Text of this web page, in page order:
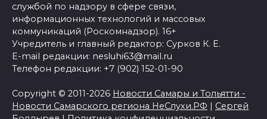
службой по надзору в сфере связи,
информационных технологий и массовых
коммуникаций (Роскомнадзор). 16+
Учредитель и главный редактор: Сурков К. Е.
E-mail редакции: nesluhi63@mail.ru
Телефон редакции: +7 (902) 152-01-90
Copyright © 2011-2026 Новости Самары и Тольятти -
Новости Самарского региона НеСлухи.РФ | Сергей